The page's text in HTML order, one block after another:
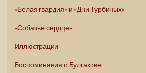
«Белая гвардия» и «Дни Турбиных»
«Собачье сердце»
Иллюстрации
Воспоминания о Булгакове